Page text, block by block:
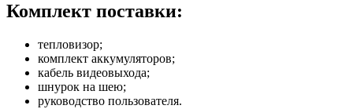
Комплект поставки:
тепловизор;
комплект аккумуляторов;
кабель видеовыхода;
шнурок на шею;
руководство пользователя.